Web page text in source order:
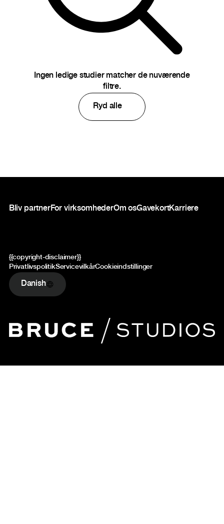
Ingen ledige studier matcher de nuværende
filtre.
Ryd alle
Bliv partnerFor virksomhederOm osGavekortKarriere
{{copyright-disclaimer}}
PrivatlivspolitikServicevilkårCookieindstillinger
Danish